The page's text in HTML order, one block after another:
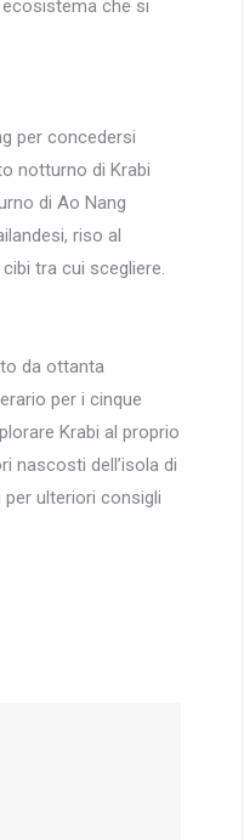
che si
per concedersi
notturno di Krabi
di Ao Nang
riso al
tra cui scegliere.
da ottanta
per i cinque
Krabi al proprio
nascosti dell’isola di
ulteriori consigli